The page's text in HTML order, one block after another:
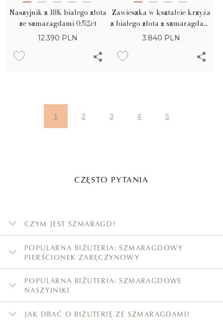
Naszyjnik z 18K białego złota
ze szmaragdami 0.52ct
12.390 PLN
Zawieszka w kształcie krzyża
z białego złota z szmaragdami
0.2ct i diamentami 0.04ct
3.840 PLN
1 2 3 4 5
CZĘSTO PYTANIA
CZYM JEST SZMARAGD?
POPULARNA BIŻUTERIA: SZMARAGDOWY
PIERŚCIONEK ZARĘCZYNOWY
POPULARNA BIŻUTERIA: SZMARAGDOWE
NASZYJNIKI
JAK DBAĆ O BIŻUTERIĘ ZE SZMARAGDAMI?